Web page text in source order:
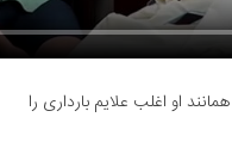
او اغلب علایم بارداری را